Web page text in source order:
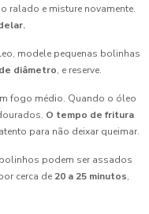
ralado e misture novamente.
modele pequenas bolinhas
diâmetro, e reserve.
fogo médio. Quando o óleo
O tempo de fritura
para não deixar queimar.
podem ser assados
cerca de 20 a 25 minutos,